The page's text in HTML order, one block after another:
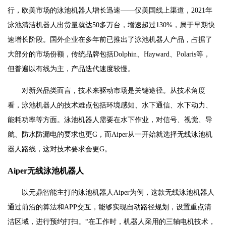
行，欧美市场的泳池机器人增长迅速——仅美国线上渠道，2021年
泳池清洁机器人出货量就达50多万台，增速超过130%，属于早期快
速增长阶段。国外企业在多年前已推出了泳池机器人产品，占据了
大部分的市场份额，传统品牌包括Dolphin、Hayward、Polaris等，
但普遍以有线为主，产品迭代速度较慢。
对新兴品类而言，技术来驱动市场是关键途径。从技术角度
看，泳池机器人的技术难点包括环境感知、水下通信、水下动力、
能耗功率等方面。泳池机器人需要在水下作业，对信号、视觉、导
航、防水防漏电的要求也更G，而Aiper从一开始就选择无线泳池机
器人路线，这对技术要求会更G。
Aiper无线泳池机器人
以元鼎智能主打的泳池机器人Aiper为例，这款无线泳池机器人
通过前沿的算法和APP交互，能够实现自动路径规划，设置重点清
洁区域，进行预约打扫。“在工作时，机器人采用的三轴电机技术，